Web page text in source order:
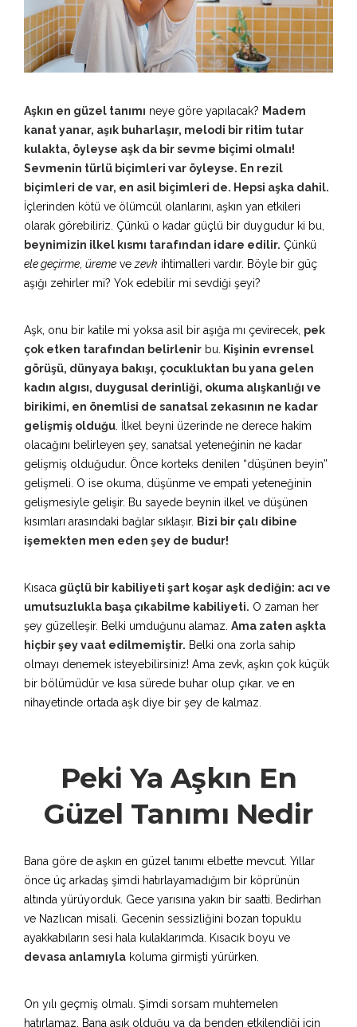
Aşkın en güzel tanımı neye göre yapılacak? Madem
kanat yanar, aşık buharlaşır, melodi bir ritim tutar
kulakta, öyleyse aşk da bir sevme biçimi olmalı!
Sevmenin türlü biçimleri var öyleyse. En rezil
biçimleri de var, en asil biçimleri de. Hepsi aşka dahil.
İçlerinden kötü ve ölümcül olanlarını, aşkın yan etkileri
olarak görebiliriz. Çünkü o kadar güçlü bir duygudur ki bu,
beynimizin ilkel kısmı tarafından idare edilir. Çünkü
ele geçirme üreme ve zevk ihtimalleri vardır. Böyle bir güç
aşığı zehirler mi? Yok edebilir mi sevdiği şeyi?
Aşk, onu bir katile mi yoksa asil bir aşığa mı çevirecek, pek
çok etken tarafından belirlenir bu.
Kişinin evrensel
görüşü, dünyaya bakışı, çocukluktan bu yana gelen
kadın algısı, duygusal derinliği, okuma alışkanlığı ve
birikimi, en önemlisi de sanatsal zekasının ne kadar
gelişmiş olduğu . İlkel beyni üzerinde ne derece hakim
olacağını belirleyen şey, sanatsal yeteneğinin ne kadar
gelişmiş olduğudur. Önce korteks denilen “düşünen beyin”
gelişmeli. O ise okuma, düşünme ve empati yeteneğinin
gelişmesiyle gelişir. Bu sayede beynin ilkel ve düşünen
kısımları arasındaki bağlar sıklaşır. Bizi bir çalı dibine
işemekten men eden şey de budur!
Kısaca güçlü bir kabiliyeti şart koşar aşk dediğin: acı ve
umutsuzlukla başa çıkabilme kabiliyeti. O zaman her
şey güzelleşir. Belki umduğunu alamaz. Ama zaten aşkta
hiçbir şey vaat edilmemiştir. Belki ona zorla sahip
olmayı denemek isteyebilirsiniz! Ama zevk, aşkın çok küçük
bir bölümüdür ve kısa sürede buhar olup çıkar. ve en
nihayetinde ortada aşk diye bir şey de kalmaz.
Peki Ya Aşkın En
Güzel Tanımı Nedir
Bana göre de aşkın en güzel tanımı elbette mevcut. Yıllar
önce üç arkadaş şimdi hatırlayamadığım bir köprünün
altında yürüyorduk. Gece yarısına yakın bir saatti. Bedirhan
ve Nazlıcan misali. Gecenin sessizliğini bozan topuklu
ayakkabıların sesi hala kulaklarımda. Kısacık boyu ve
devasa anlamıyla koluma girmişti yürürken.
On yılı geçmiş olmalı. Şimdi sorsam muhtemelen
hatırlamaz. Bana aşık olduğu ya da benden etkilendiği için